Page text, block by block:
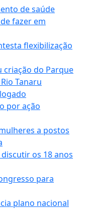
de saúde
fazer em
flexibilização
criação do Parque
Tanaru
por ação
a postos
os 18 anos
para
plano nacional